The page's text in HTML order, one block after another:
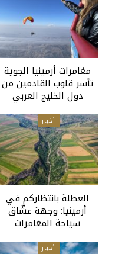
مغامرات أرمينيا الجوية
تأسر قلوب القادمين من
دول الخليج العربي
أخبار
العطلة بانتظاركم في
أرمينيا: وجهة عشّاق
سياحة المغامرات
أخبار